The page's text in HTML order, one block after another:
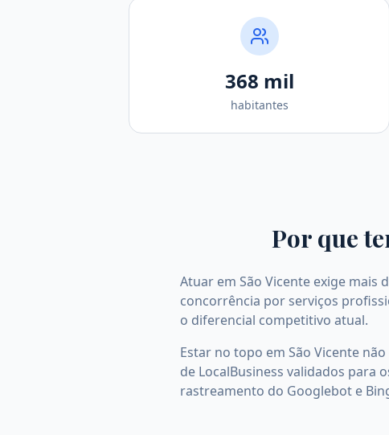
368 mil
habitantes
Por que
Atuar em São Vicente exige mais
concorrência por serviços
o diferencial competitivo atual.
Estar no topo em São Vicente
de LocalBusiness validados para
rastreamento do Googlebot e